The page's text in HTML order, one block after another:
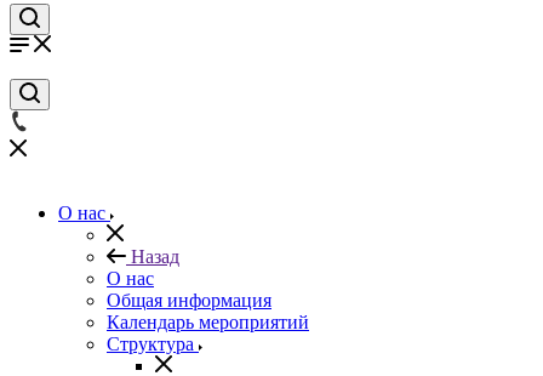
О нас
Назад
О нас
Общая информация
Календарь мероприятий
Структура